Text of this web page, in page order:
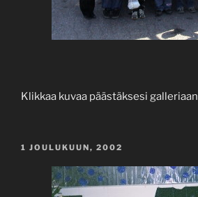
Klikkaa kuvaa päästäksesi galleriaan
JULKAISTU
1 JOULUKUUN, 2002